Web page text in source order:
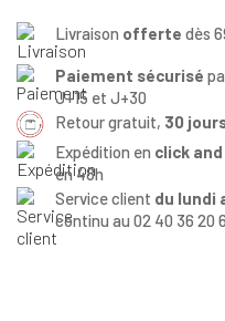
Livraison offerte dès
Paiement sécurisé
J+15 et J+30
Retour gratuit, 30
Expédition en click
en 48h
Service client du lundi
continu au 02 40 36 20